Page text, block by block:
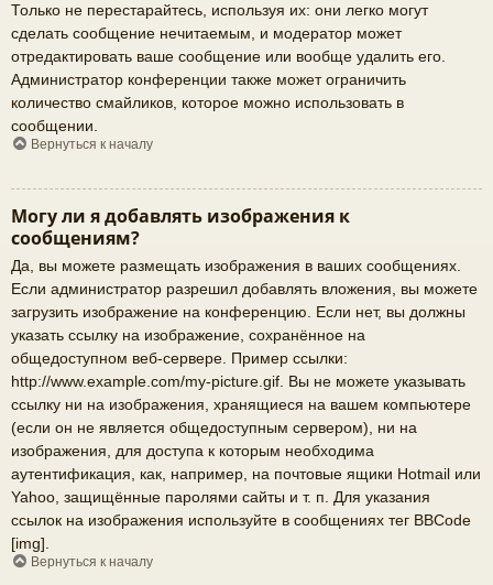
Только не перестарайтесь, используя их: они легко могут
сделать сообщение нечитаемым, и модератор может
отредактировать ваше сообщение или вообще удалить его.
Администратор конференции также может ограничить
количество смайликов, которое можно использовать в
сообщении.
Вернуться к началу
Могу ли я добавлять изображения к
сообщениям?
Да, вы можете размещать изображения в ваших сообщениях.
Если администратор разрешил добавлять вложения, вы можете
загрузить изображение на конференцию. Если нет, вы должны
указать ссылку на изображение, сохранённое на
общедоступном веб-сервере. Пример ссылки:
http://www.example.com/my-picture.gif. Вы не можете указывать
ссылку ни на изображения, хранящиеся на вашем компьютере
(если он не является общедоступным сервером), ни на
изображения, для доступа к которым необходима
аутентификация, как, например, на почтовые ящики Hotmail или
Yahoo, защищённые паролями сайты и т. п. Для указания
ссылок на изображения используйте в сообщениях тег BBCode
[img].
Вернуться к началу